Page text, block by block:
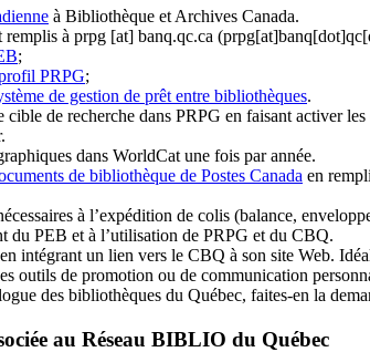
à Bibliothèque et Archives Canada.
remplis à prpg [at] banq.qc.ca
;
PRPG;
de gestion de prêt entre bibliothèques.
de recherche dans PRPG en faisant activer
.
dans WorldCat une fois par année.
de bibliothèque de Postes Canada en
à l’expédition de colis (balance,
du PEB et à l’utilisation de PRPG et du CBQ.
intégrant un lien vers le CBQ à son site Web.
outils de promotion ou de communication
des bibliothèques du Québec, faites-en la
au Réseau BIBLIO du Québec